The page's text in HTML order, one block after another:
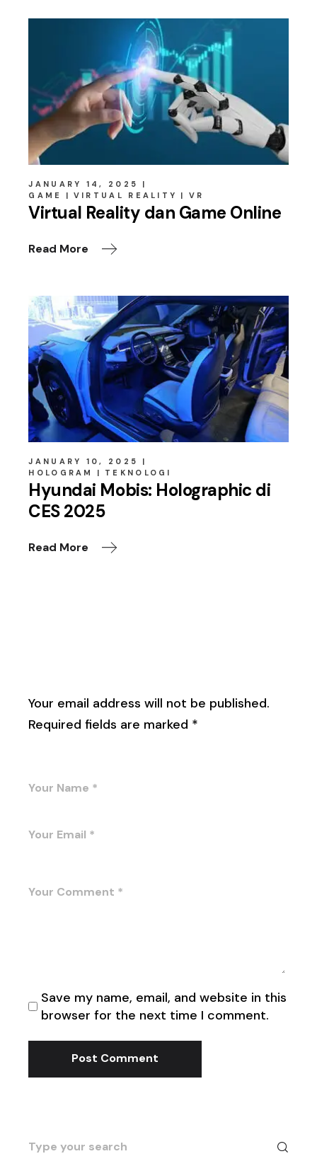
JANUARY 14, 2025
GAME
VIRTUAL REALITY VR
Virtual Reality dan Game Online
Read More
JANUARY 10, 2025
HOLOGRAM
TEKNOLOGI
Hyundai Mobis: Holographic di
CES 2025
Read More
Your email address will not be published.
Required fields are marked *
Save my name, email, and website in this
browser for the next time I comment.
Post Comment
Search
for: